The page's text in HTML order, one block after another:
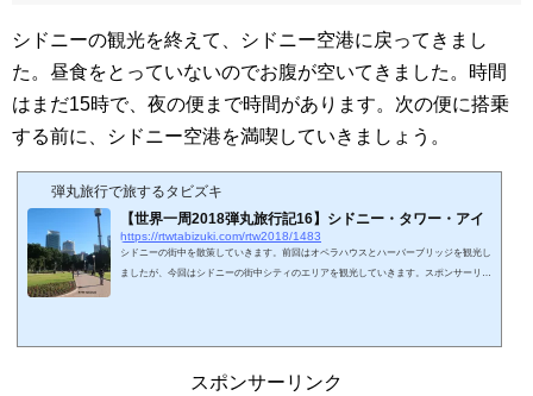
シドニーの観光を終えて、シドニー空港に戻ってきまし
た。昼食をとっていないのでお腹が空いてきました。時間
はまだ15時で、夜の便まで時間があります。次の便に搭乗
する前に、シドニー空港を満喫していきましょう。
弾丸旅行で旅するタビズキ
【世界一周2018弾丸旅行記16】シドニー・タワー・アイ
https://rtwtabizuki.com/rtw2018/1483
シドニーの街中を散策していきます。前回はオペラハウスとハーバーブリッジを観光し
ましたが、今回はシドニーの街中シティのエリアを観光していきます。スポンサーリン
す。建物の間ににょき...スポンサーリンク